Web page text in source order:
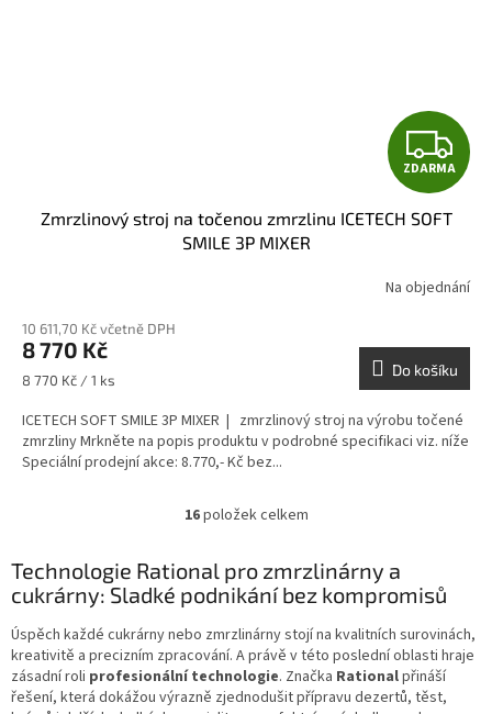
Z
D
R
A
ZDARMA
Zmrzlinový stroj na točenou zmrzlinu ICETECH SOFT
SMILE 3P MIXER
Na objednání
10 611,70 Kč včetně DPH
8 770 Kč
Měrná
8 770 Kč / 1 ks
Do košíku
ICETECH SOFT SMILE 3P MIXER | zmrzlinový stroj na výrobu točené
zmrzliny Mrkněte na popis produktu v podrobné specifikaci viz. níže
Speciální prodejní akce: 8.770,- Kč bez...
O
l
á
d
a
c
í
p
16položek celkem
Technologie Rational pro zmrzlinárny a
cukrárny: Sladké podnikání bez kompromisů
Úspěch každé cukrárny nebo zmrzlinárny stojí na kvalitních surovinách,
kreativitě a precizním zpracování. A právě v této poslední oblasti hraje
zásadní roli profesionální technologie. Značka Rationalpřináší
řešení, která dokážou výrazně zjednodušit přípravu dezertů, těst,